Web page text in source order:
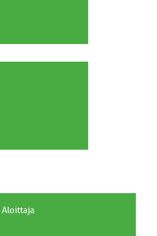
Aloittaja